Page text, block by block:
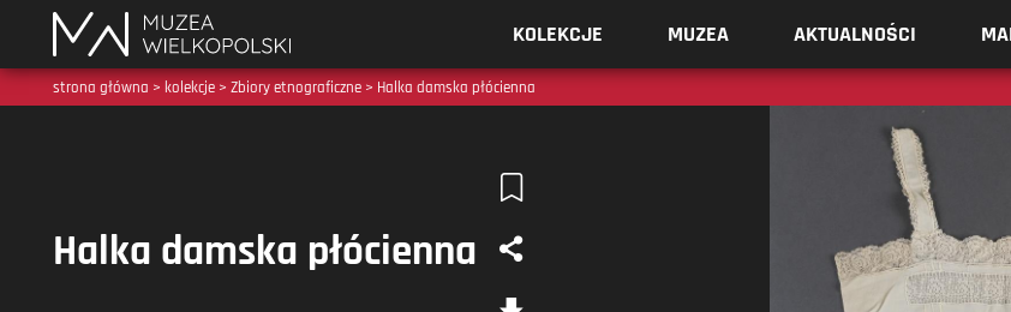
Muzea
Wielkopolski
KOLEKCJE MUZEA AKTUALNOŚCI
strona główna > kolekcje > Zbiory etnograficzne > Halka damska płócienna
Halka damska płócienna